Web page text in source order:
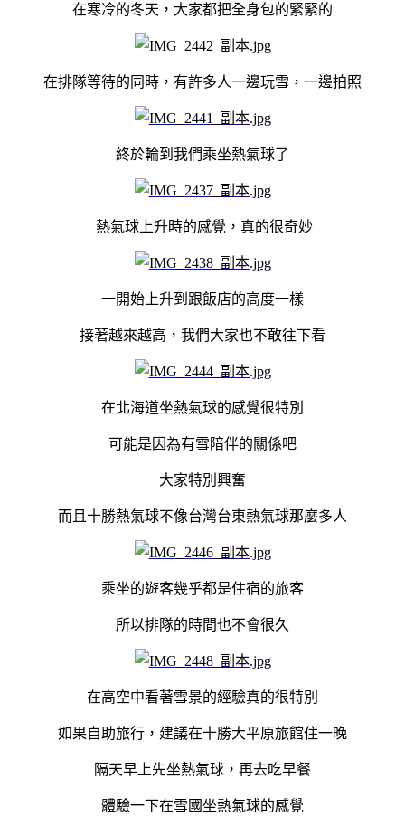
在寒冷的冬天，大家都把全身包的緊緊的
在排隊等待的同時，有許多人一邊玩雪，一邊拍照
終於輪到我們乘坐熱氣球了
熱氣球上升時的感覺，真的很奇妙
一開始上升到跟飯店的高度一樣
接著越來越高，我們大家也不敢往下看
在北海道坐熱氣球的感覺很特別
可能是因為有雪隌伴的關係吧
大家特別興奮
而且十勝熱氣球不像台灣台東熱氣球那麼多人
乘坐的遊客幾乎都是住宿的旅客
所以排隊的時間也不會很久
在高空中看著雪景的經驗真的很特別
如果自助旅行，建議在十勝大平原旅館住一晚
隔天早上先坐熱氣球，再去吃早餐
體驗一下在雪國坐熱氣球的感覺